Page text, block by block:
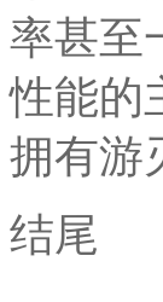
率甚至
性能的
拥有游
结尾